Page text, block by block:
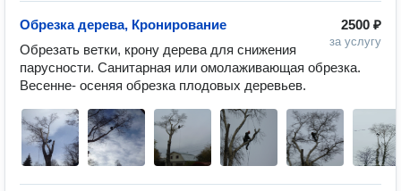
2500 ₽
за услугу
Обрезка дерева, Кронирование
Обрезать ветки, крону дерева для снижения
парусности. Санитарная или омолаживающая обрезка.
Весенне- осеняя обрезка плодовых деревьев.